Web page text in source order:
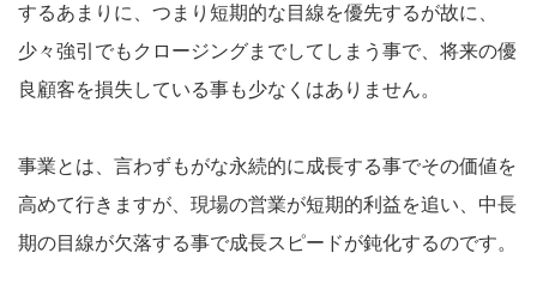
するあまりに、つまり短期的な目線を優先するが故に、
少々強引でもクロージングまでしてしまう事で、将来の優
良顧客を損失している事も少なくはありません。
事業とは、言わずもがな永続的に成長する事でその価値を
高めて行きますが、現場の営業が短期的利益を追い、中長
期の目線が欠落する事で成長スピードが鈍化するのです。